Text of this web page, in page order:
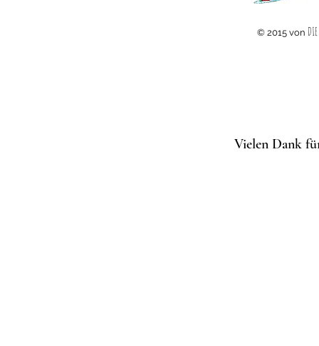
© 2015 von
Vielen Dank